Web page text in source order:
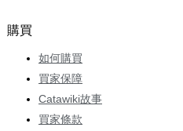
購買
如何購買
買家保障
Catawiki故事
買家條款